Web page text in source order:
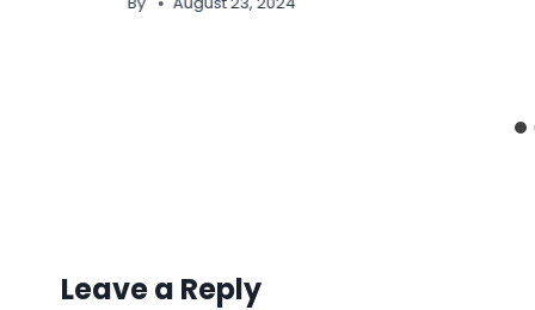
Leave a Reply